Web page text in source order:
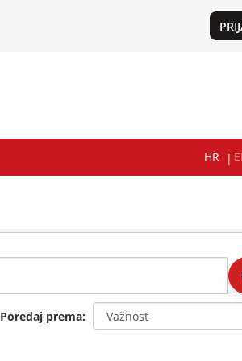
Poredaj prema